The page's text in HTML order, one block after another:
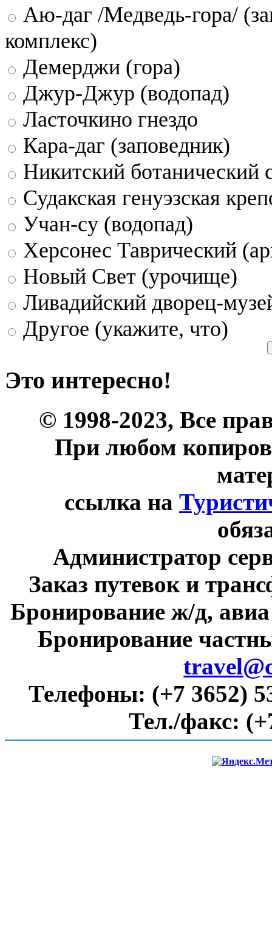
Аю-даг /Медведь-гора/
комплекс)
Демерджи (гора)
Джур-Джур (водопад)
Ласточкино гнездо
Кара-даг (заповедник)
Никитский ботанический
Судакская генуэзская
Учан-су (водопад)
Херсонес Таврический
Новый Свет (урочище)
Ливадийский дворец-
Другое (укажите, что)
Это интересно!
© 1998-2023, Все
При любом
ссылка на
Администратор
Заказ путевок и
Бронирование ж/д,
Бронирование
Телефоны: (+7 3652)
Тел./факс: